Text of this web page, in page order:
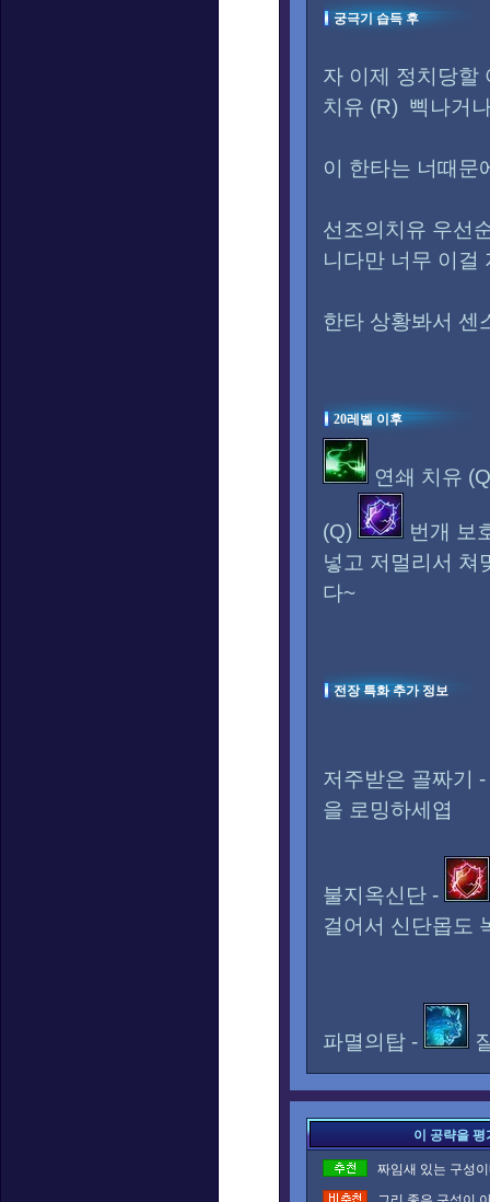
궁극기 습득 후
자 이제 정치당할
치유 (R) 삑나거
이 한타는 너때문
선조의치유 우선
니다만 너무 이걸
한타 상황봐서 센
20레벨 이후
연쇄 치유
(Q)
번개 보
넣고 저멀리서 쳐
다~
전장 특화 추가 정보
저주받은 골짜기 -
을 로밍하세엽
불지옥신단 -
걸어서 신단몹도
파멸의탑 -
이 공략을
짜임새 있는 구성